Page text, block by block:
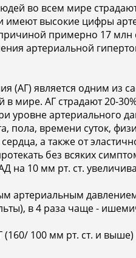
во всем мире
имеют высокие цифры
примерно 17 млн
артериальной
(АГ) является одним из
в мире. АГ страдают 20-
уровне артериального
пола, времени суток,
а также от
без всяких
10 мм рт. ст.
артериальным
в 4 раза чаще -
(160/ 100 мм рт. ст. и